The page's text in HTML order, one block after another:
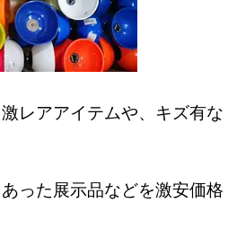
レアアイテムや、キズ有な
った展示品などを激安価格